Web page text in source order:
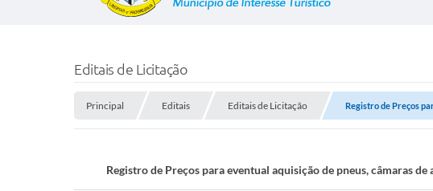
Editais de Licitação
Principal Editais Editais de Licitação Registro de Preços
Registro de Preços para eventual aquisição de pneus, câmaras